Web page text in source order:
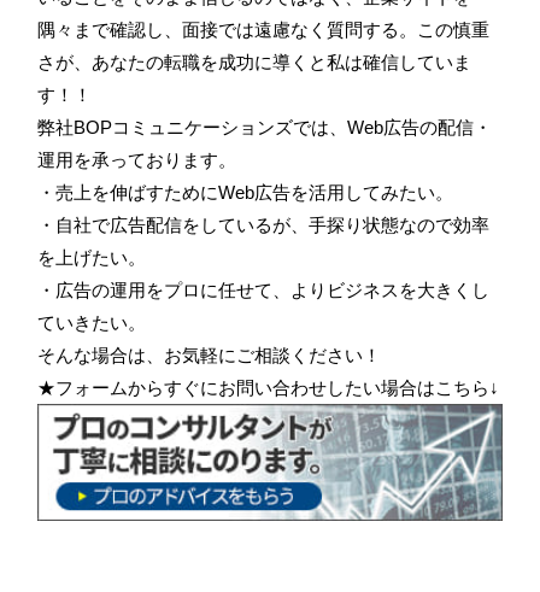
隅々まで確認し、面接では遠慮なく質問する。この慎重
さが、あなたの転職を成功に導くと私は確信していま
す！！
弊社BOPコミュニケーションズでは、Web広告の配信・
運用を承っております。
・売上を伸ばすためにWeb広告を活用してみたい。
・自社で広告配信をしているが、手探り状態なので効率
を上げたい。
・広告の運用をプロに任せて、よりビジネスを大きくし
ていきたい。
そんな場合は、お気軽にご相談ください！
★フォームからすぐにお問い合わせしたい場合はこちら↓